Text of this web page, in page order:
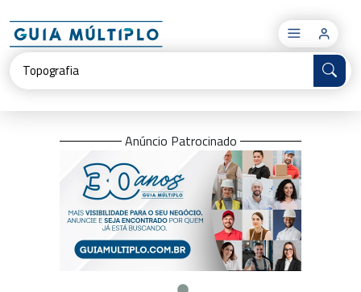
×
Anúncio Patrocinado